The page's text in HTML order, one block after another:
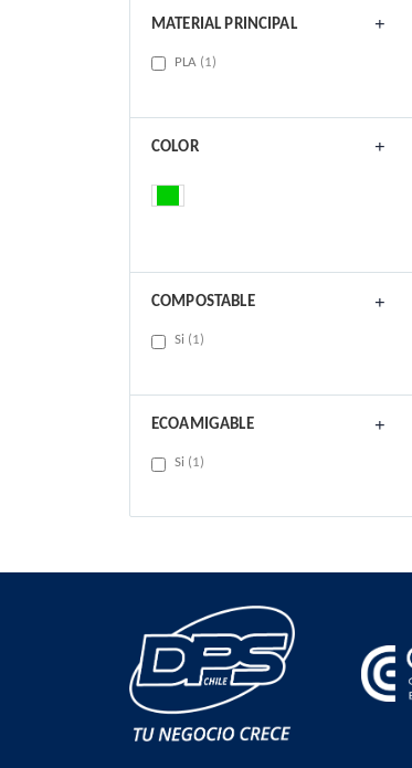
MATERIAL PRINCIPAL
PLA 1item
COLOR
COMPOSTABLE
Si 1item
ECOAMIGABLE
Si 1item